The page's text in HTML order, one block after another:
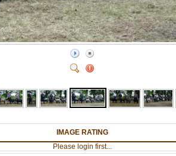
IMAGE RATING
Please login first...